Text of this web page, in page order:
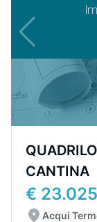
CANTINA
€ 23.025
Acqui